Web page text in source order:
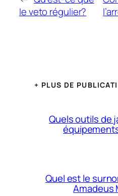
le veto régulier?
+ PLUS DE
Quels outils de
Quel est le
Amadeus